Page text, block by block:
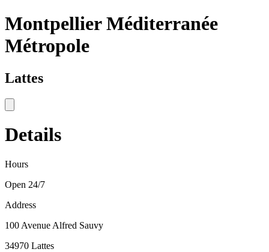
Montpellier Méditerranée
Métropole
Lattes
Details
Hours
Open 24/7
Address
100 Avenue Alfred Sauvy
34970 Lattes